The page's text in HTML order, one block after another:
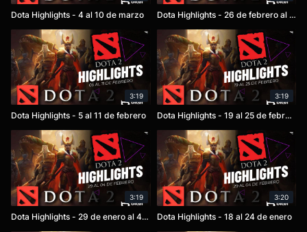
Dota Highlights - 4 al 10 de marzo Dota Highlights - 26 de febrero al 03 de marzo
3:19
Dota Highlights - 5 al 11 de febrero
3:19
Dota Highlights - 19 al 25 de febrero
3:19
Dota Highlights - 29 de enero al 4 de febrero
3:20
Dota Highlights - 18 al 24 de enero